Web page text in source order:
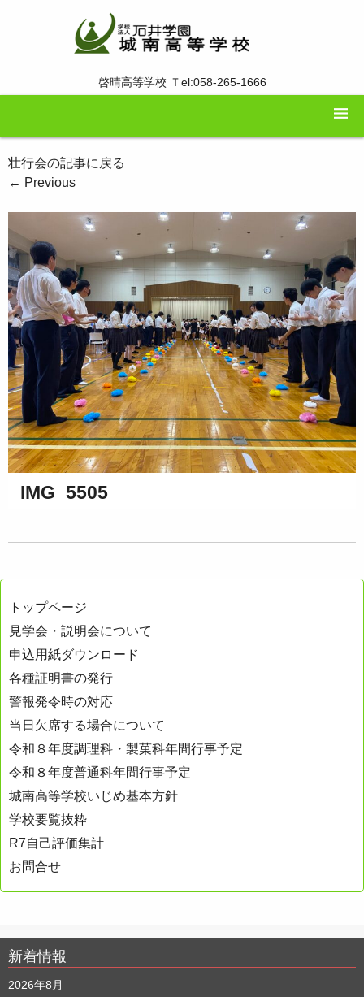
啓晴高等学校 Ｔel:058-265-1666
壮行会の記事に戻る
← Previous
IMG_5505
トップページ
見学会・説明会について
申込用紙ダウンロード
各種証明書の発行
警報発令時の対応
当日欠席する場合について
令和８年度調理科・製菓科年間行事予定
令和８年度普通科年間行事予定
城南高等学校いじめ基本方針
学校要覧抜粋
R7自己評価集計
お問合せ
新着情報
2026年8月